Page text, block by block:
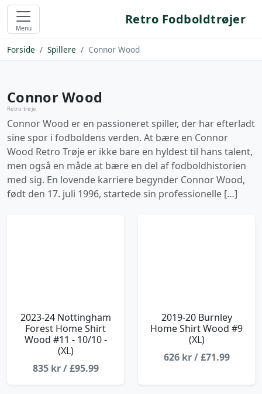
Menu
Retro Fodboldtrøjer
Forside Spillere Connor Wood
Connor Wood
Retro trøje
Connor Wood er en passioneret spiller, der har efterladt
sine spor i fodboldens verden. At bære en Connor
Wood Retro Trøje er ikke bare en hyldest til hans talent,
men også en måde at bære en del af fodboldhistorien
med sig. En lovende karriere begynder Connor Wood,
født den 17. juli 1996, startede sin professionelle […]
2023-24 Nottingham
Forest Home Shirt
Wood #11 - 10/10 -
(XL)
835 kr / £95.99
2019-20 Burnley
Home Shirt Wood #9
(XL)
626 kr / £71.99